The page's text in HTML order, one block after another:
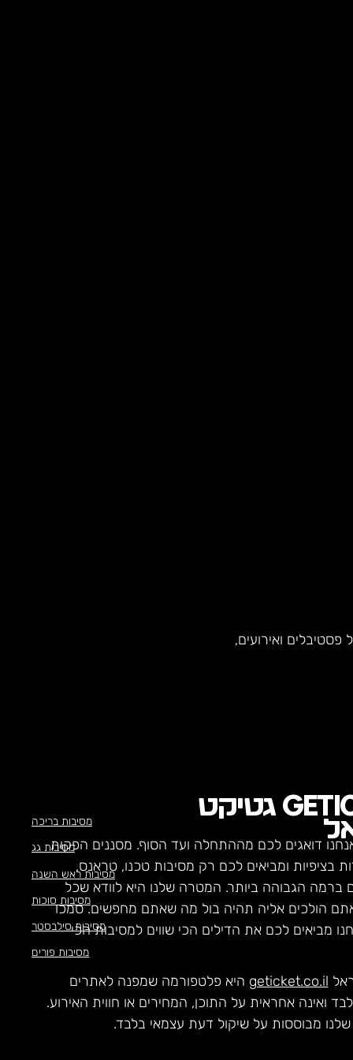
ואירועים,
מסיבות בריכה
מסיבות גג
מסיבות ראש השנה
מסיבות סוכות
מסיבות סילבסטר
מסיבות פורים
גטיקט
דואגים לכם מההתחלה ועד הסוף. מסננים הפקות
בציפיות ומביאים לכם רק מסיבות טכנו, טראנס,
ברמה הגבוהה ביותר. המטרה שלנו היא לוודא שכל
הולכים אליה תהיה בול מה שאתם מחפשים. סמכו
מביאים לכם את הדילים הכי שווים למסיבות הכי
geticket.co.il היא פלטפורמה שמפנה לאתרים
ואינה אחראית על התוכן, המחירים או חווית האירוע.
מבוססות על שיקול דעת עצמאי בלבד.